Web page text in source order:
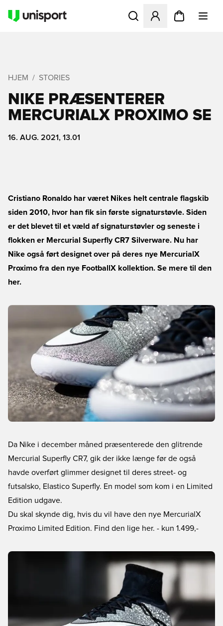
Åbner en Modal til at
HJEM STORIES
NIKE PRÆSENTERER
MERCURIALX PROXIMO SE
16. AUG. 2021, 13.01
Cristiano Ronaldo har været Nikes helt centrale flagskib
siden 2010, hvor han fik sin første signaturstøvle. Siden
er det blevet til et væld af signaturstøvler og seneste i
flokken er Mercurial Superfly CR7 Silverware. Nu har
Nike også ført designet over på deres nye MercurialX
Proximo fra den nye FootballX kollektion. Se mere til den
her.
Da Nike i december måned præsenterede den glitrende
Mercurial Superfly CR7, gik der ikke længe før de også
havde overført glimmer designet til deres street- og
futsalsko, Elastico Superfly. En model som kom i en Limited
Edition udgave.
Du skal skynde dig, hvis du vil have den nye MercurialX
Proximo Limited Edition. Find den lige her. - kun 1.499,-